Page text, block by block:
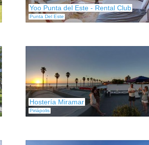
Yoo Punta del Este - Rental Club
Punta Del Este
Hostería Miramar
Piriápolis